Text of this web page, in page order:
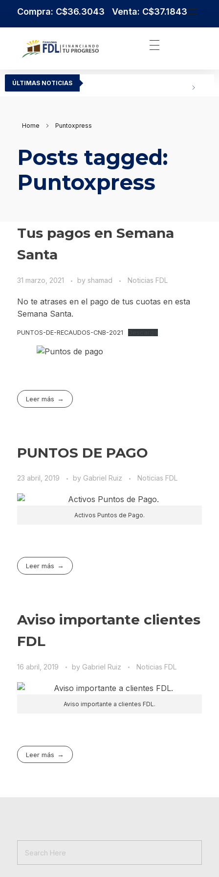
Compra: C$36.3043 Venta: C$37.1843
ÚLTIMAS NOTICIAS
Home Puntoxpress
Posts tagged:
Puntoxpress
Tus pagos en Semana
Santa
31 marzo, 2021 by shamad Noticias FDL
No te atrases en el pago de tus cuotas en esta
Semana Santa.
PUNTOS-DE-RECAUDOS-CNB-2021
Leer más
PUNTOS DE PAGO
23 abril, 2019 by Gabriel Ruiz Noticias FDL
Activos Puntos de Pago.
Leer más
Aviso importante clientes
FDL
16 abril, 2019 by Gabriel Ruiz Noticias FDL
Aviso importante a clientes FDL.
Leer más